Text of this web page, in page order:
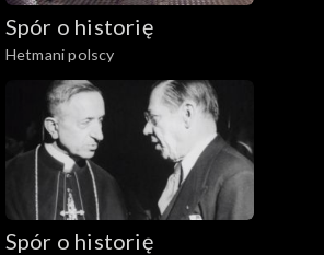
Spór o historię
Hetmani polscy
Spór o historię